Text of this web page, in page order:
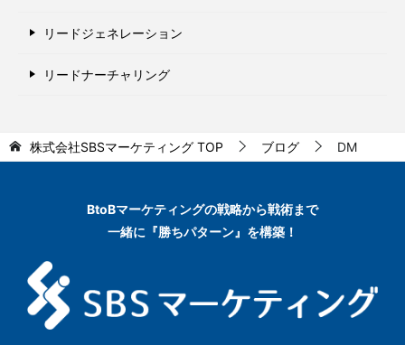
リードジェネレーション
リードナーチャリング
株式会社SBSマーケティング TOP ブログ DM
BtoBマーケティングの戦略から戦術まで
一緒に『勝ちパターン』を構築！